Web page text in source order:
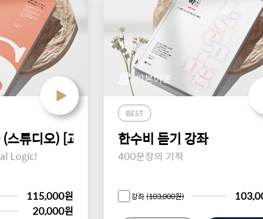
스튜디오) [교재개정판]
Logic!
115,000원
20,000원
기본이론
BEST
한수비 듣기 강좌
400문장의 기적
강좌(103,000원)